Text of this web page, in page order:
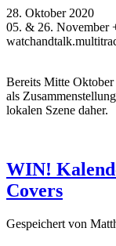
28. Oktober 2020
05. & 26. November
Bereits Mitte
als
lokalen Szene daher.
WIN!
Covers
Gespeichert von